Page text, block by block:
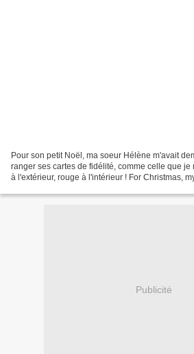
Pour son petit Noël, ma soeur Hélène m'avait
ranger ses cartes de fidélité, comme celle que je
à l'extérieur, rouge à l'intérieur ! For Christmas,
Publicité